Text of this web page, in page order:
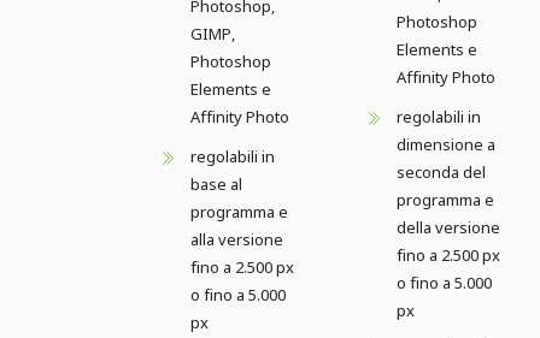
Photoshop,
GIMP,
Photoshop
Elements e
Affinity Photo
regolabili in
base al
programma e
alla versione
fino a 2.500 px
o fino a 5.000
px
Photoshop
Elements e
Affinity Photo
regolabili in
dimensione a
seconda del
programma e
della versione
fino a 2.500 px
o fino a 5.000
px